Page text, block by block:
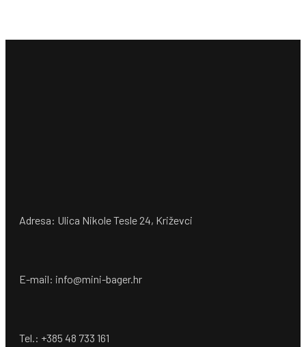
Adresa: Ulica Nikole Tesle 24, Križevci
E-mail: info@mini-bager.hr
Tel.: +385 48 733 161